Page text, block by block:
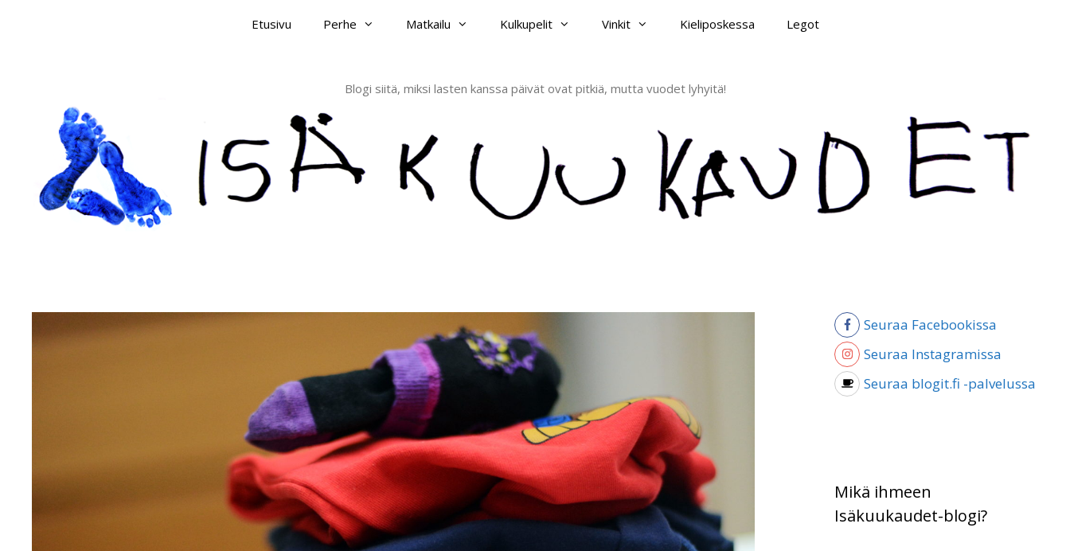
Etusivu Perhe Matkailu Kulkupelit Vinkit Kieliposkessa Legot
Blogi siitä, miksi lasten kanssa päivät ovat pitkiä, mutta vuodet lyhyitä!
Seuraa Facebookissa
Seuraa Instagramissa
Seuraa blogit.fi -palvelussa
Mikä ihmeen
Isäkuukaudet-blogi?